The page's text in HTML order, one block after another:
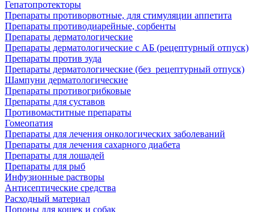
Гепатопротекторы
Препараты противорвотные, для стимуляции аппетита
Препараты противодиарейные, сорбенты
Препараты дерматологические
Препараты дерматологические с АБ (рецептурный отпуск)
Препараты против зуда
Препараты дерматологические (без_рецептурный отпуск)
Шампуни дерматологические
Препараты противогрибковые
Препараты для суставов
Противомаститные препараты
Гомеопатия
Препараты для лечения онкологических заболеваний
Препараты для лечения сахарного диабета
Препараты для лошадей
Препараты для рыб
Инфузионные растворы
Антисептические средства
Расходный материал
Попоны для кошек и собак